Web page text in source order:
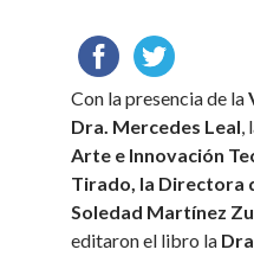
Con la presencia de la
Dra. Mercedes Leal,
Arte e Innovación
Tirado, la Directora
Soledad Martínez
editaron el libro la